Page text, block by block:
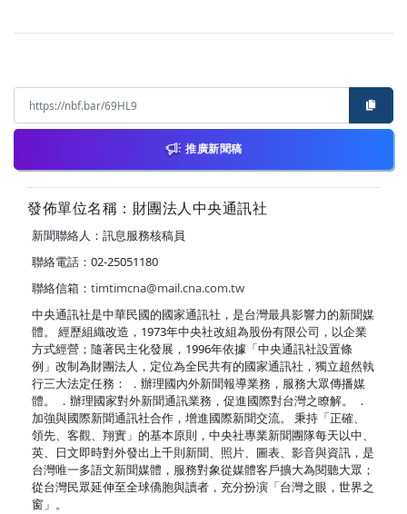
推廣新聞稿
發佈單位名稱：財團法人中央通訊社
新聞聯絡人：訊息服務核稿員
聯絡電話：02-25051180
聯絡信箱： timtimcna@mail.cna.com.tw
中央通訊社是中華民國的國家通訊社，是台灣最具影響力的新聞媒
體。 經歷組織改造，1973年中央社改組為股份有限公司，以企業
方式經營；隨著民主化發展，1996年依據「中央通訊社設置條
例」改制為財團法人，定位為全民共有的國家通訊社，獨立超然執
行三大法定任務： ．辦理國內外新聞報導業務，服務大眾傳播媒
體。 ．辦理國家對外新聞通訊業務，促進國際對台灣之瞭解。 ．
加強與國際新聞通訊社合作，增進國際新聞交流。 秉持「正確、
領先、客觀、翔實」的基本原則，中央社專業新聞團隊每天以中、
英、日文即時對外發出上千則新聞、照片、圖表、影音與資訊，是
台灣唯一多語文新聞媒體，服務對象從媒體客戶擴大為閱聽大眾；
從台灣民眾延伸至全球僑胞與讀者，充分扮演「台灣之眼，世界之
窗」。